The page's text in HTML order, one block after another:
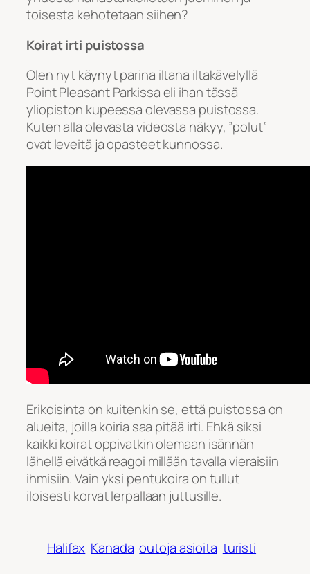
toisesta kehotetaan siihen?
Koirat irti puistossa
Olen nyt käynyt parina iltana iltakävelyllä
Point Pleasant Parkissa eli ihan tässä
yliopiston kupeessa olevassa puistossa.
Kuten alla olevasta videosta näkyy, ”polut”
ovat leveitä ja opasteet kunnossa.
Erikoisinta on kuitenkin se, että puistossa on
alueita, joilla koiria saa pitää irti. Ehkä siksi
kaikki koirat oppivatkin olemaan isännän
lähellä eivätkä reagoi millään tavalla vieraisiin
ihmisiin. Vain yksi pentukoira on tullut
iloisesti korvat lerpallaan juttusille.
Halifax Kanada outoja asioita turisti